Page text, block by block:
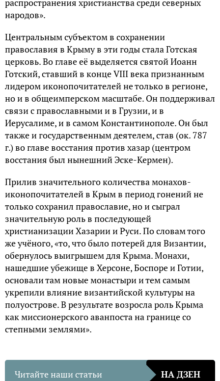
распространения христианства среди северных
народов».
Центральным субъектом в сохранении
православия в Крыму в эти годы стала Готская
церковь. Во главе её выделяется святой Иоанн
Готский, ставший в конце VIII века признанным
лидером иконопочитателей не только в регионе,
но и в общеимперском масштабе. Он поддерживал
связи с православными и в Грузии, и в
Иерусалиме, и в самом Константинополе. Он был
также и государственным деятелем, став (ок. 787
г.) во главе восстания против хазар (центром
восстания был нынешний Эске-Кермен).
Прилив значительного количества монахов-
иконопочитателей в Крым в период гонений не
только сохранил православие, но и сыграл
значительную роль в последующей
христианизации Хазарии и Руси. По словам того
же учёного, «то, что было потерей для Византии,
обернулось выигрышем для Крыма. Монахи,
нашедшие убежище в Херсоне, Боспоре и Готии,
основали там новые монастыри и тем самым
укрепили влияние византийской культуры на
полуострове. В результате возросла роль Крыма
как миссионерского аванпоста на границе со
степными землями».
Читайте наши статьи НА ДЗЕН